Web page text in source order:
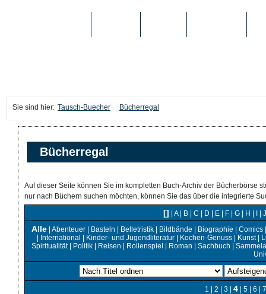
Sie sind hier: Tausch-Buecher Bücherregal
Bücherregal
Auf dieser Seite können Sie im kompletten Buch-Archiv der Bücherbörse
nur nach Büchern suchen möchten, können Sie das über die integrierte
[] A| B| C D E| F| G| H J
Alle| Abenteuer| Basteln Belletristik| Bildbände Biographie Comics
International Kinder- und Jugendliteratur| Kochen-Genuss| Kunst|
Spiritualität| Politik Reisen Rollenspiel Roman Sachbuch
1 2 3 4 5 6 7